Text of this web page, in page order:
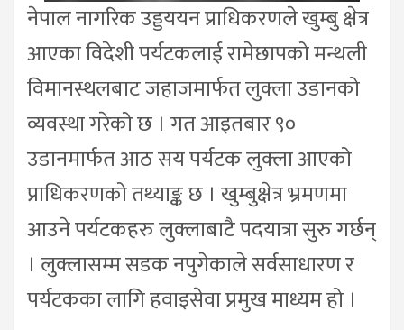
नेपाल नागरिक उड्डययन प्राधिकरणले खुम्बु क्षेत्र
आएका विदेशी पर्यटकलाई रामेछापको मन्थली
विमानस्थलबाट जहाजमार्फत लुक्ला उडानको
व्यवस्था गरेको छ । गत आइतबार ९०
उडानमार्फत आठ सय पर्यटक लुक्ला आएको
प्राधिकरणको तथ्याङ्क छ । खुम्बुक्षेत्र भ्रमणमा
आउने पर्यटकहरु लुक्लाबाटै पदयात्रा सुरु गर्छन्
। लुक्लासम्म सडक नपुगेकाले सर्वसाधारण र
पर्यटकका लागि हवाइसेवा प्रमुख माध्यम हो ।